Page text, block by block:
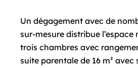
Un dégagement avec de
sur-mesure distribue
trois chambres avec
suite parentale de 16 m² avec